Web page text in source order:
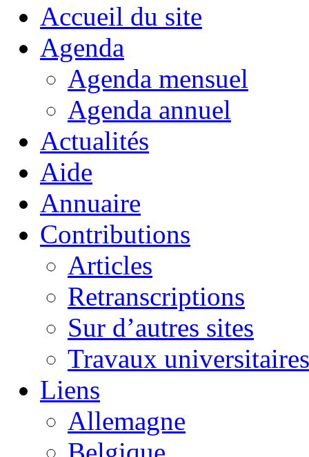
Accueil du site
Agenda
Agenda mensuel
Agenda annuel
Actualités
Aide
Annuaire
Contributions
Articles
Retranscriptions
Sur d’autres sites
Travaux universitaires
Liens
Allemagne